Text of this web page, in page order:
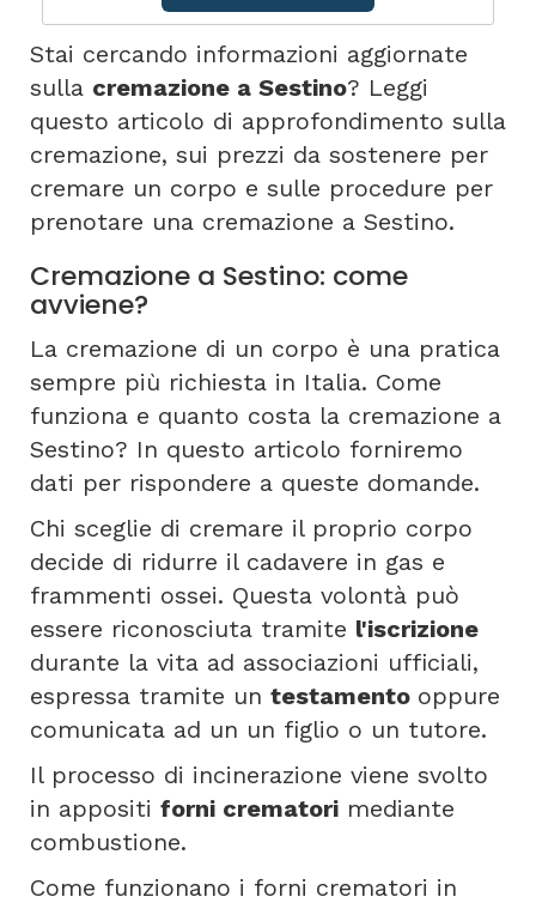
Stai cercando informazioni aggiornate
sulla cremazione a Sestino? Leggi
questo articolo di approfondimento sulla
cremazione, sui prezzi da sostenere per
cremare un corpo e sulle procedure per
prenotare una cremazione a Sestino.
Cremazione a Sestino: come
avviene?
La cremazione di un corpo è una pratica
sempre più richiesta in Italia. Come
funziona e quanto costa la cremazione a
Sestino? In questo articolo forniremo
dati per rispondere a queste domande.
Chi sceglie di cremare il proprio corpo
decide di ridurre il cadavere in gas e
frammenti ossei. Questa volontà può
essere riconosciuta tramite l'iscrizione
durante la vita ad associazioni ufficiali,
espressa tramite un testamento oppure
comunicata ad un un figlio o un tutore.
Il processo di incinerazione viene svolto
in appositi forni crematori mediante
combustione.
Come funzionano i forni crematori in